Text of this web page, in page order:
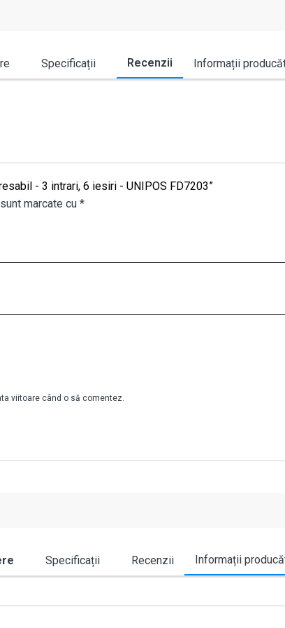
Specificații Recenzii Informații
- 3 intrari, 6 iesiri - UNIPOS FD7203”
marcate cu *
viitoare când o să comentez.
Specificații Recenzii Informații